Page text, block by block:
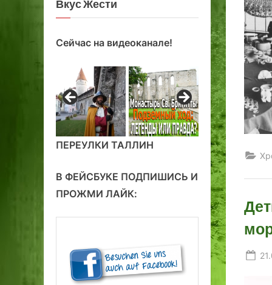
Вкус Жести
Сейчас на видеоканале!
ПЕРЕУЛКИ ТАЛЛИН
В ФЕЙСБУКЕ ПОДПИШИСЬ И
ПРОЖМИ ЛАЙК: